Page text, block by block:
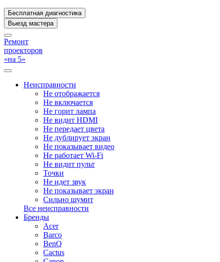
Бесплатная диагностика
Выезд мастера
Ремонт
проекторов
«на 5»
Неисправности
Не отображается
Не включается
Не горит лампа
Не видит HDMI
Не передает цвета
Не дублирует экран
Не показывает видео
Не работает Wi-Fi
Не видит пульт
Точки
Не идет звук
Не показывает экран
Сильно шумит
Все неисправности
Бренды
Acer
Barco
BenQ
Cactus